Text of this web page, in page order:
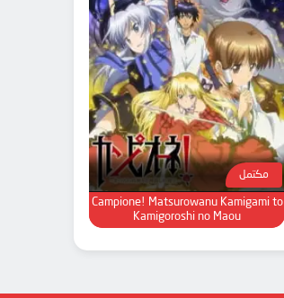
مكتمل
Campione! Matsurowanu Kamigami to
Kamigoroshi no Maou